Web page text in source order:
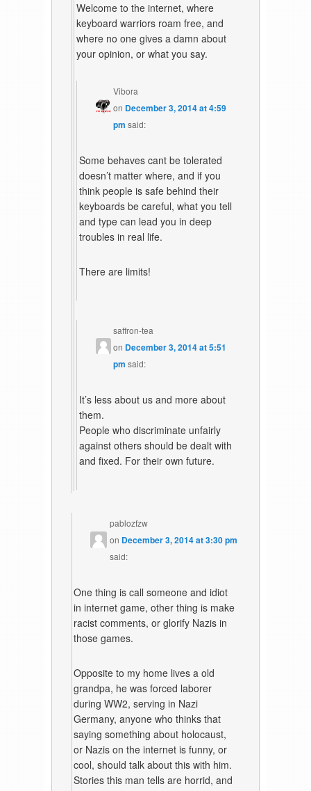
Welcome to the internet, where
keyboard warriors roam free, and
where no one gives a damn about
your opinion, or what you say.
Vibora
on December 3, 2014 at 4:59
pm said:
Some behaves cant be tolerated
doesn’t matter where, and if you
think people is safe behind their
keyboards be careful, what you tell
and type can lead you in deep
troubles in real life.
There are limits!
saffron-tea
on December 3, 2014 at 5:51
pm said:
It’s less about us and more about
them.
People who discriminate unfairly
against others should be dealt with
and fixed. For their own future.
pablozfzw
on December 3, 2014 at 3:30 pm
said:
One thing is call someone and idiot
in internet game, other thing is make
racist comments, or glorify Nazis in
those games.
Opposite to my home lives a old
grandpa, he was forced laborer
during WW2, serving in Nazi
Germany, anyone who thinks that
saying something about holocaust,
or Nazis on the internet is funny, or
cool, should talk about this with him.
Stories this man tells are horrid, and